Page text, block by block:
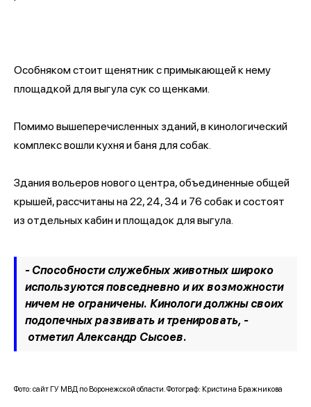
Особняком стоит щенятник с примыкающей к нему
площадкой для выгула сук со щенками.
Помимо вышеперечисленных зданий, в кинологический
комплекс вошли кухня и баня для собак.
Здания вольеров нового центра, объединенные общей
крышей, рассчитаны на 22, 24, 34 и 76 собак и состоят
из отдельных кабин и площадок для выгула.
- Способности служебных животных широко
используются повседневно и их возможности
ничем не ограничены. Кинологи должны своих
подопечных развивать и тренировать, -
отметил Александр Сысоев.
Фото: сайт ГУ МВД по Воронежской области. Фотограф: Кристина Бражникова